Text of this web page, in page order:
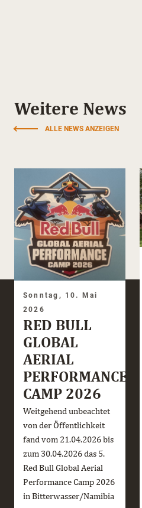
Weitere News
ALLE NEWS ANZEIGEN
Sonntag, 10. Mai
2026
RED BULL
GLOBAL
AERIAL
PERFORMANCE
CAMP 2026
Weitgehend unbeachtet
von der Öffentlichkeit
fand vom 21.04.2026 bis
zum 30.04.2026 das 5.
Red Bull Global Aerial
Performance Camp 2026
in Bitterwasser/Namibia